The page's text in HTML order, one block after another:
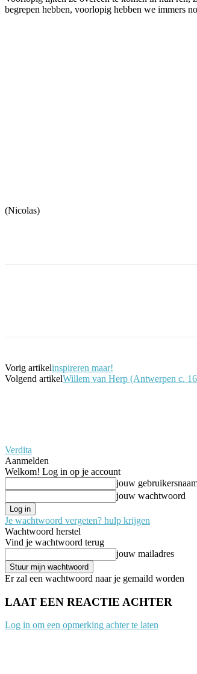
begrepen hebben, voorlopig hebben we immers
(Nicolas)
Vorig artikelinspireren maar!
Volgend artikelWillem van Herp (Antwerpen c.
Verdita
Aanmelden
Welkom! Log in op je account
jouw
jouw wachtwoord
Je wachtwoord vergeten? hulp krijgen
Wachtwoord herstel
Vind je wachtwoord terug
jouw mailadres
Er zal een wachtwoord naar je gemaild worden
LAAT EEN REACTIE ACHTER
Log in om een opmerking achter te laten